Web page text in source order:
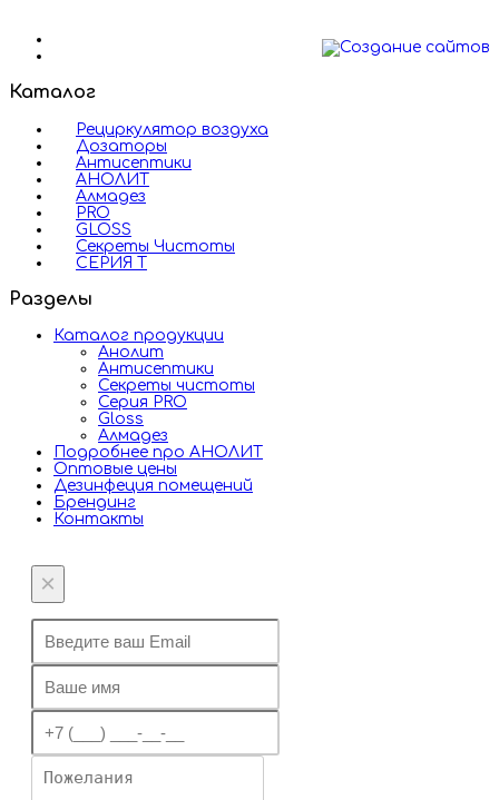
Каталог
Рециркулятор воздуха
Дозаторы
Антисептики
АНОЛИТ
Алмадез
PRO
GLOSS
Секреты Чистоты
СЕРИЯ Т
Разделы
Каталог продукции
Анолит
Антисептики
Секреты чистоты
Серия PRO
Gloss
Алмадез
Подробнее про АНОЛИТ
Оптовые цены
Дезинфеция помещений
Брендинг
Контакты
×